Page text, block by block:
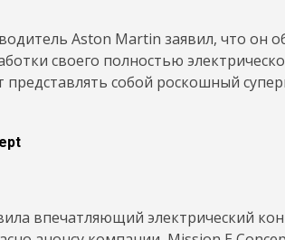
Aston Martin заявил, что он
своего полностью
представлять собой роскошный
впечатляющий электрический